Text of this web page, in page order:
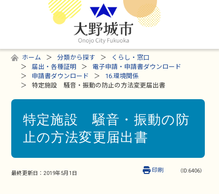
ホーム 分類から探す
くらし・窓口
届出・各種証明
電子申請・申請書ダウンロード
申請書ダウンロード
16.環境関係
特定施設 騒音・振動の防止の方法変更届出書
特定施設 騒音・振動の防
止の方法変更届出書
最終更新日： 2019年5月1日 （ID:6406）
印刷